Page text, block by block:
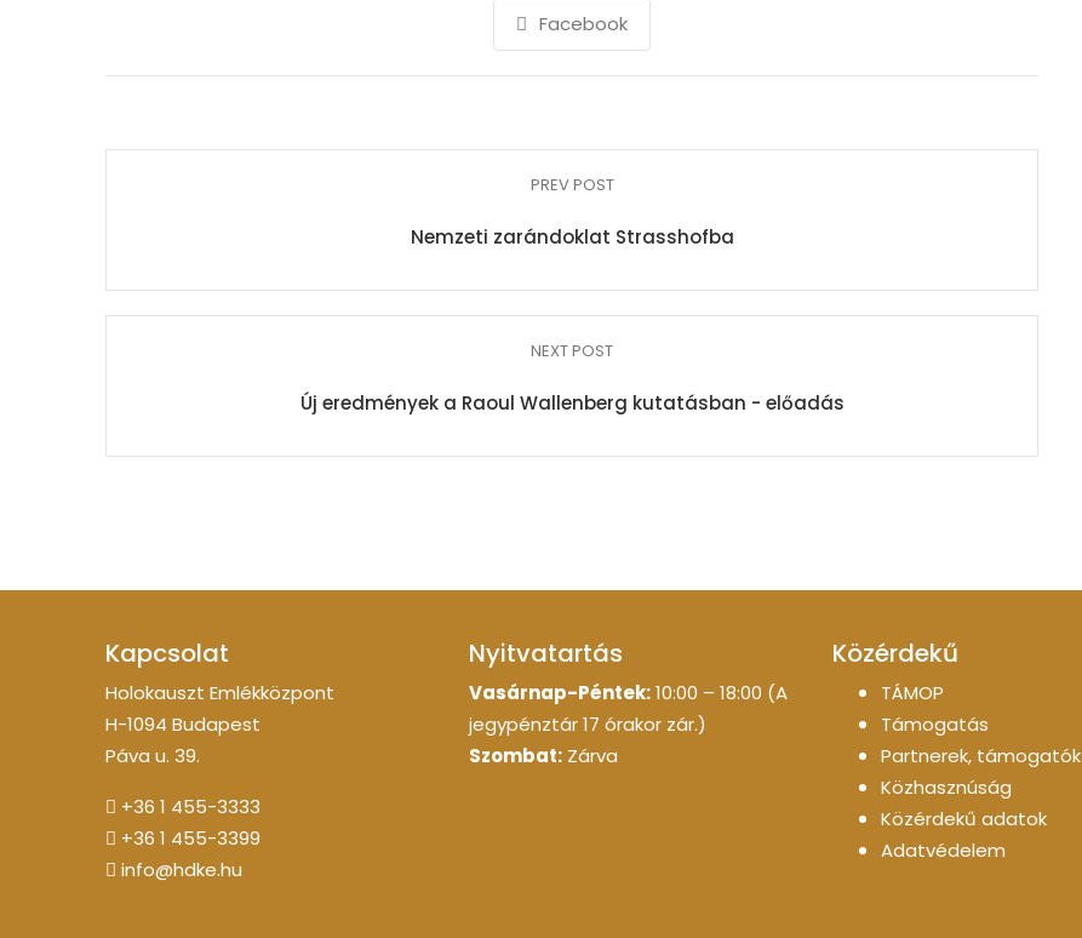
Facebook
PREV POST
Nemzeti zarándoklat Strasshofba
NEXT POST
Új eredmények a Raoul Wallenberg kutatásban - előadás
Kapcsolat
Holokauszt Emlékközpont
H-1094 Budapest
Páva u. 39.
+36 1 455-3333
+36 1 455-3399
info@hdke.hu
Nyitvatartás
Vasárnap-Péntek:10:00 – 18:00 (A
jegypénztár 17 órakor zár.)
Szombat: Zárva
Közérdekű
TÁMOP
Támogatás
Partnerek, támogatók
Közhasznúság
Közérdekű adatok
Adatvédelem